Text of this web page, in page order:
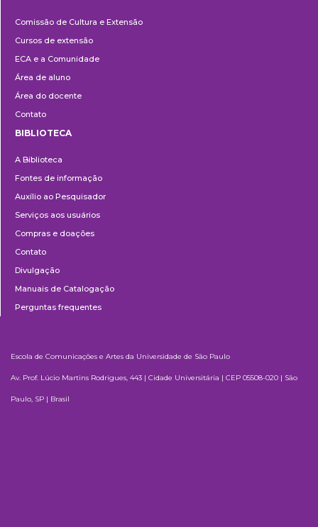
e
Extensão
Comissão de Cultura e Extensão
Cursos de extensão
ECA e a Comunidade
Área de aluno
Área do docente
Contato
BIBLIOTECA
A Biblioteca
Fontes de informação
Auxílio ao Pesquisador
Serviços aos usuários
Compras e doações
Contato
Divulgação
Manuais de Catalogação
Perguntas frequentes
Escola de Comunicações e Artes da Universidade de São Paulo
Av. Prof. Lúcio Martins Rodrigues, 443 | Cidade Universitária | CEP 05508-020 | São
Paulo, SP | Brasil